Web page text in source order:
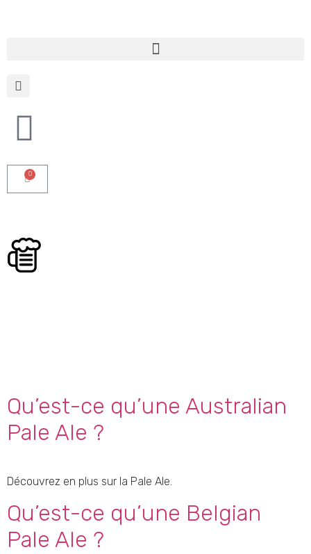
Qu’est-ce qu’une Australian
Pale Ale ?
Découvrez en plus sur la Pale Ale.
Qu’est-ce qu’une Belgian
Pale Ale ?